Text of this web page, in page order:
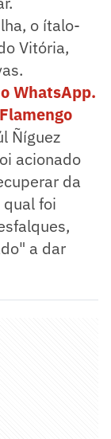
o ítalo-
Vitória,
WhatsApp.
Ñíguez
acionado
da
foi
a dar